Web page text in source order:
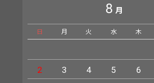
8 月
日 月 火 水 木
2
3 4 5 6